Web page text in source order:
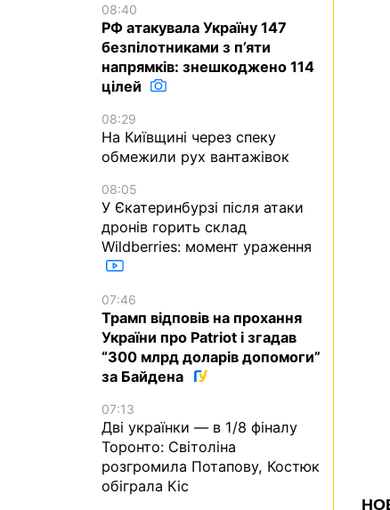
08:40
РФ атакувала Україну 147
безпілотниками з п’яти
напрямків: знешкоджено 114
цілей
08:29
На Київщині через спеку
обмежили рух вантажівок
08:05
У Єкатеринбурзі після атаки
дронів горить склад
Wildberries: момент ураження
07:46
Трамп відповів на прохання
України про Patriot і згадав
“300 млрд доларів допомоги”
за Байдена
07:13
Дві українки — в 1/8 фіналу
Торонто: Світоліна
розгромила Потапову, Костюк
обіграла Кіс